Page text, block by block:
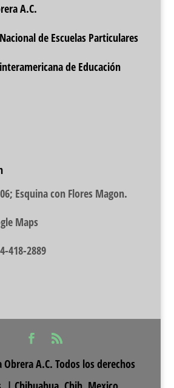
A.C.
de Escuelas Particulares
de Educación
Esquina con Flores Magon.
Maps
418-2889
A.C. Todos los derechos